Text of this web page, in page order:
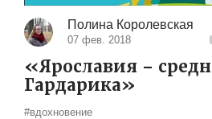
Полина Королевская
07 фев. 2018
«Ярославия –
Гардарика»
#вдохновение